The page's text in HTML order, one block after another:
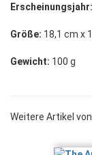
Erscheinungsjahr:
Größe: 18,1 cm x
Gewicht: 100 g
Weitere Artikel